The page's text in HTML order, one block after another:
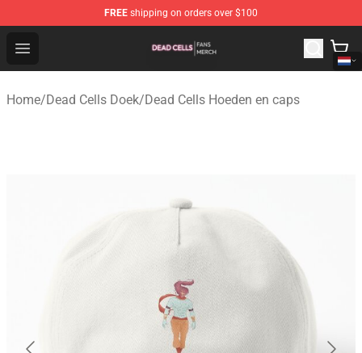
FREE shipping on orders over $100
Open menu
Dead Cells Shop - Official Dead Cells Merchandise Store
Home/Dead Cells Doek/Dead Cells Hoeden en caps